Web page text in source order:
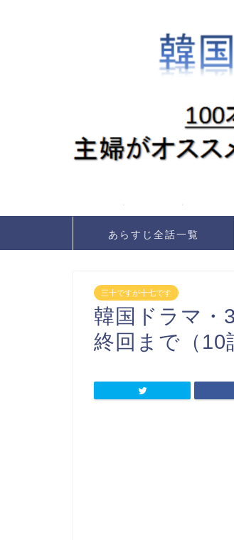
あらすじ全話一覧
三十ですが十七です
韓国ドラマ・
終回まで（10